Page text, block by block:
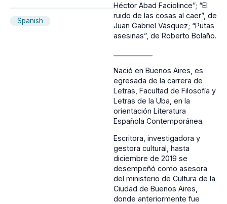
Spanish
Héctor Abad Faciolince”; “El
ruido de las cosas al caer”, de
Juan Gabriel Vásquez; “Putas
asesinas”, de Roberto Bolaño.
Nació en Buenos Aires, es
egresada de la carrera de
Letras, Facultad de Filosofía y
Letras de la Uba, en la
orientación Literatura
Española Contemporánea.
Escritora, investigadora y
gestora cultural, hasta
diciembre de 2019 se
desempeñó como asesora
del ministerio de Cultura de la
Ciudad de Buenos Aires,
donde anteriormente fue